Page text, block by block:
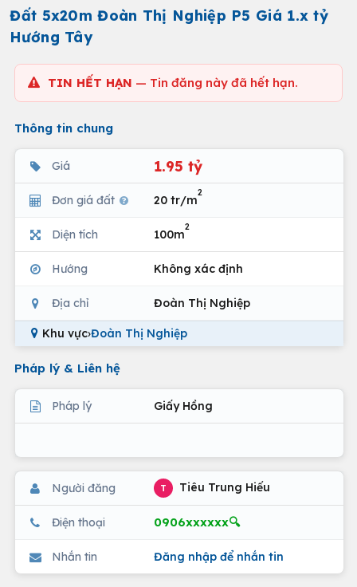
Đất 5x20m Đoàn Thị Nghiệp P5 Giá 1.x tỷ
Hướng Tây
TIN HẾT HẠN — Tin đăng này đã hết hạn.
Thông tin chung
Giá 1.95 tỷ
Đơn giá đất 20 tr/m
2
Diện tích 100m
2
Hướng Không xác định
Địa chỉ Đoàn Thị Nghiệp
Khu vực›Đoàn Thị Nghiệp
Pháp lý & Liên hệ
Pháp lý Giấy Hồng
Người đăng T Tiêu Trung Hiếu
Điện thoại 0906xxxxxx🔍
Nhắn tin Đăng nhập để nhắn tin